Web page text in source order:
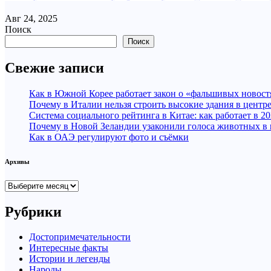
Авг 24, 2025
Поиск
Поиск
Свежие записи
Как в Южной Корее работает закон о «фальшивых
Почему в Италии нельзя строить высокие здания в
Система социального рейтинга в Китае: как работает в
Почему в Новой Зеландии узаконили голоса животных в
Как в ОАЭ регулируют фото и съёмки
Архивы
Архивы
Рубрики
Достопримечательности
Интересные факты
Истории и легенды